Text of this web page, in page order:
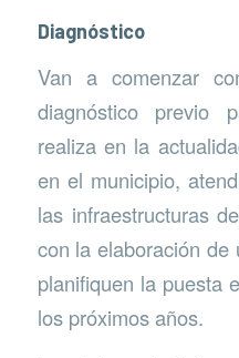
Diagnóstico
Van a comenzar
diagnóstico previo
realiza en la
en el municipio,
las infraestructuras
con la elaboración
planifiquen la puesta
los próximos años.